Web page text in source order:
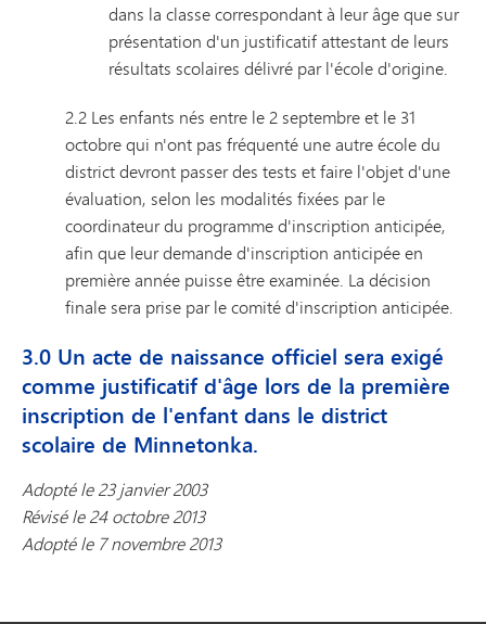
dans la classe correspondant à leur âge que sur
présentation d'un justificatif attestant de leurs
résultats scolaires délivré par l'école d'origine.
2.2 Les enfants nés entre le 2 septembre et le 31
octobre qui n'ont pas fréquenté une autre école du
district devront passer des tests et faire l'objet d'une
évaluation, selon les modalités fixées par le
coordinateur du programme d'inscription anticipée,
afin que leur demande d'inscription anticipée en
première année puisse être examinée. La décision
finale sera prise par le comité d'inscription anticipée.
3.0 Un acte de naissance officiel sera exigé
comme justificatif d'âge lors de la première
inscription de l'enfant dans le district
scolaire de Minnetonka.
Adopté le 23 janvier 2003
Révisé le 24 octobre 2013
Adopté le 7 novembre 2013